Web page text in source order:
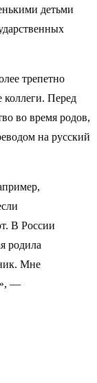
детьми
трепетно
коллеги. Перед
во время родов,
на русский
В России
родила
Мне
—